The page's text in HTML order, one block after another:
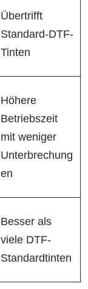
Übertrifft
Standard-DTF-
Tinten
Höhere
Betriebszeit
mit weniger
Unterbrechung
en
Besser als
viele DTF-
Standardtinten